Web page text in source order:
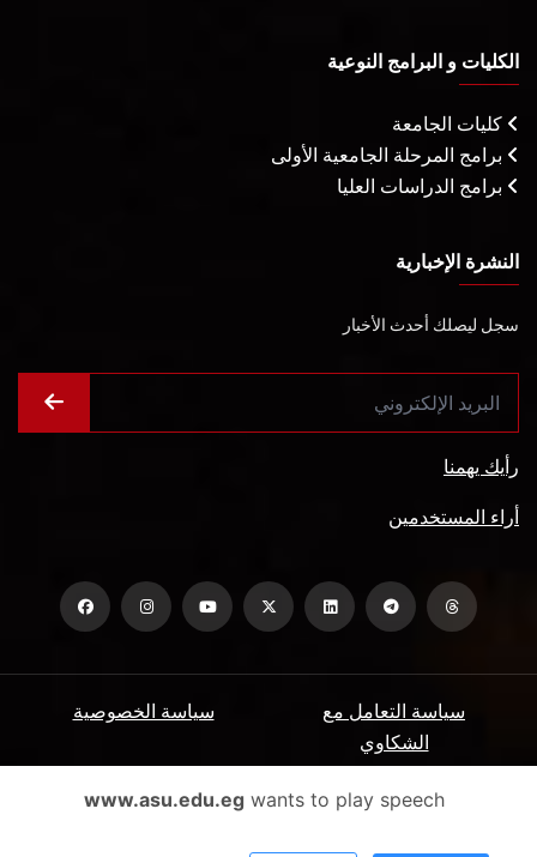
الكليات و البرامج النوعية
كليات الجامعة
برامج المرحلة الجامعية الأولى
برامج الدراسات العليا
النشرة الإخبارية
سجل ليصلك أحدث الأخبار
رأيك يهمنا
أراء المستخدمين
سياسة الخصوصية
سياسة التعامل مع
الشكاوي
الأسئلة الشائعة ميثاق المتعاملين www.asu.edu.egwants to play speech